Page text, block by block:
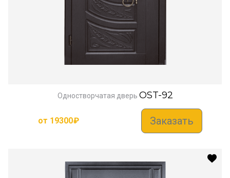
Одностворчатая дверь OST-92
от 19300₽ Заказать